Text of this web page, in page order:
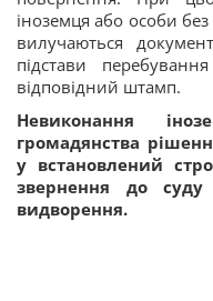
іноземця або особи без
вилучаються
підстави
відповідний штамп.
Невиконання
громадянства
у встановлений
звернення до
видворення.